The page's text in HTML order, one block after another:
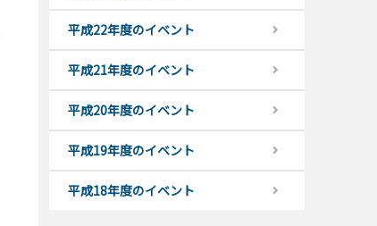
平成22年度のイベント
平成21年度のイベント
平成20年度のイベント
平成19年度のイベント
平成18年度のイベント